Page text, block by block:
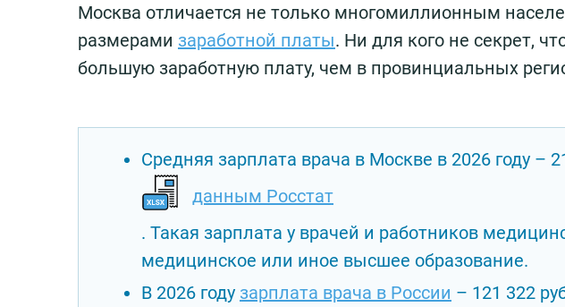
Москва отличается не только многомиллионным
размерами заработной платы. Ни для кого не секрет,
большую заработную плату, чем в провинциальных
Средняя зарплата врача в Москве в 2026 году –
данным Росстат
. Такая зарплата у врачей и работников
медицинское или иное высшее образование.
В 2026 году зарплата врача в России – 121 322